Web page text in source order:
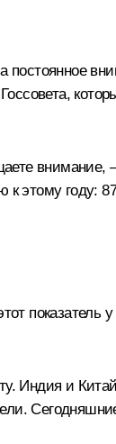
внимание,
этому году:
показатель
Индия и